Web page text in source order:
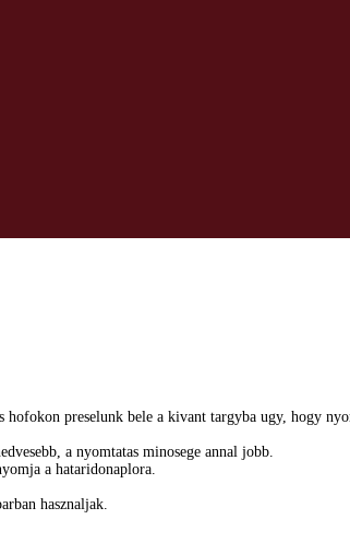
preselunk bele a kivant targyba ugy, hogy
a nyomtatas minosege annal jobb.
a hataridonaplora.
hasznaljak.